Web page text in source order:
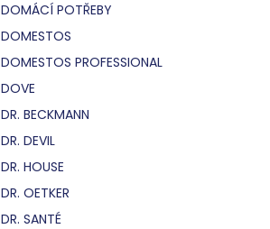
DOMÁCÍ POTŘEBY
DOMESTOS
DOMESTOS PROFESSIONAL
DOVE
DR. BECKMANN
DR. DEVIL
DR. HOUSE
DR. OETKER
DR. SANTÉ